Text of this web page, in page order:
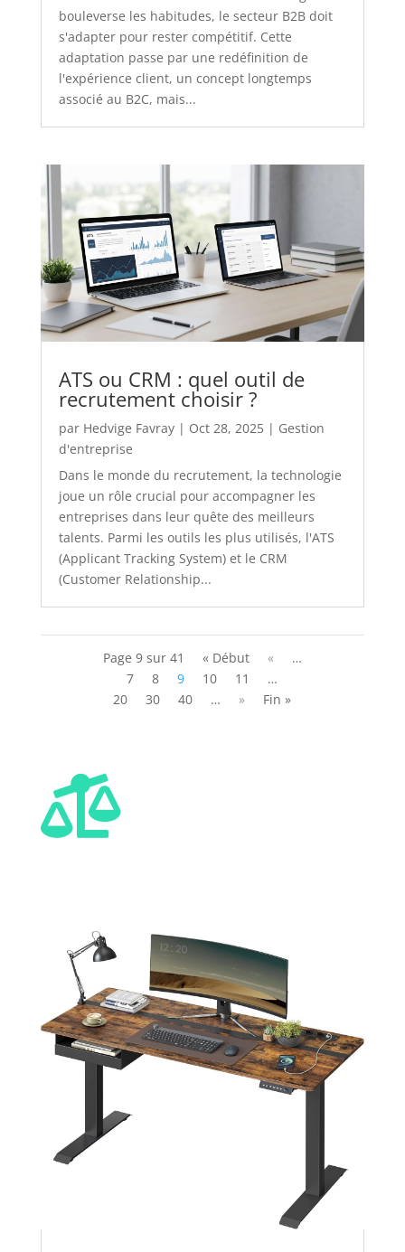
bouleverse les habitudes, le secteur B2B doit
s'adapter pour rester compétitif. Cette
adaptation passe par une redéfinition de
l'expérience client, un concept longtemps
associé au B2C, mais...
ATS ou CRM : quel outil de
recrutement choisir ?
par Hedvige Favray| Oct 28, 2025| Gestion
d'entreprise
Dans le monde du recrutement, la technologie
joue un rôle crucial pour accompagner les
entreprises dans leur quête des meilleurs
talents. Parmi les outils les plus utilisés, l'ATS
(Applicant Tracking System) et le CRM
(Customer Relationship...
Page 9 sur 41 « Début «
…
7
8 9 10 11
…
20
30 40 … » Fin »
